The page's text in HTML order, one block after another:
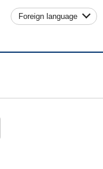
Foreign language